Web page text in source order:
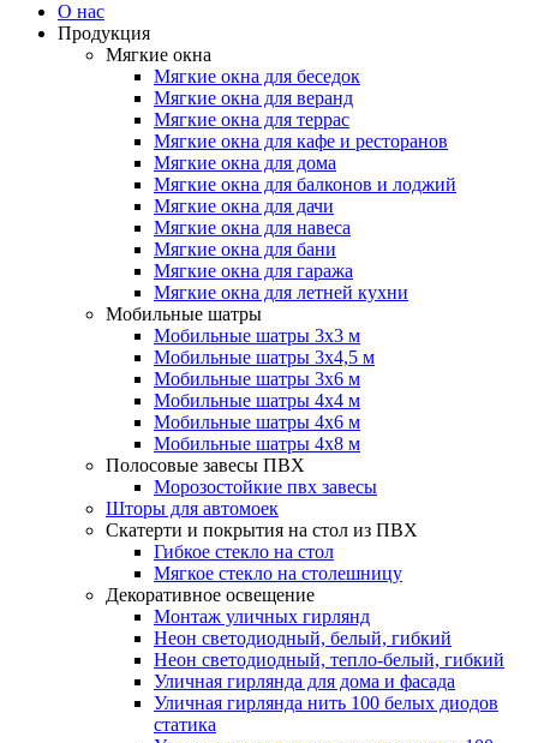
О нас
Продукция
Мягкие окна
Мягкие окна для беседок
Мягкие окна для веранд
Мягкие окна для террас
Мягкие окна для кафе и ресторанов
Мягкие окна для дома
Мягкие окна для балконов и лоджий
Мягкие окна для дачи
Мягкие окна для навеса
Мягкие окна для бани
Мягкие окна для гаража
Мягкие окна для летней кухни
Мобильные шатры
Мобильные шатры 3х3 м
Мобильные шатры 3х4,5 м
Мобильные шатры 3х6 м
Мобильные шатры 4х4 м
Мобильные шатры 4х6 м
Мобильные шатры 4х8 м
Полосовые завесы ПВХ
Морозостойкие пвх завесы
Шторы для автомоек
Скатерти и покрытия на стол из ПВХ
Гибкое стекло на стол
Мягкое стекло на столешницу
Декоративное освещение
Монтаж уличных гирлянд
Неон светодиодный, белый, гибкий
Неон светодиодный, тепло-белый, гибкий
Уличная гирлянда для дома и фасада
Уличная гирлянда нить 100 белых диодов
статика